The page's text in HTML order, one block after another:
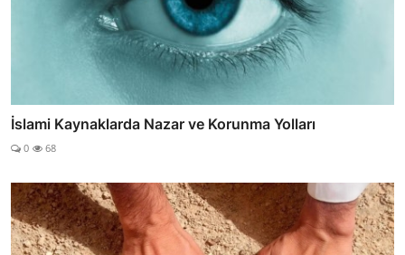
İslami Kaynaklarda Nazar ve Korunma Yolları
0 68